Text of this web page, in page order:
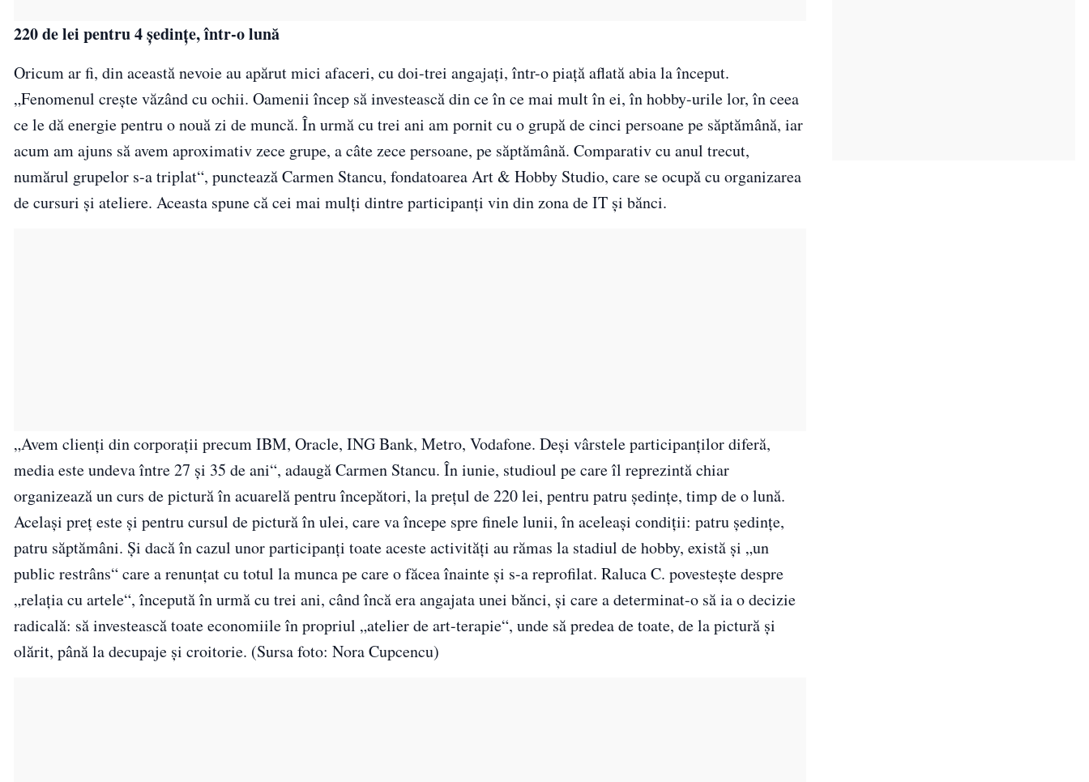
220 de lei pentru 4 ședințe, într-o lună
Oricum ar fi, din această nevoie au apărut mici afaceri, cu doi-trei angajați, într-o piață aflată abia la început.
„Fenomenul crește văzând cu ochii. Oamenii încep să investească din ce în ce mai mult în ei, în hobby-urile lor, în ceea
ce le dă energie pentru o nouă zi de muncă. În urmă cu trei ani am pornit cu o grupă de cinci persoane pe săptămână, iar
acum am ajuns să avem aproximativ zece grupe, a câte zece persoane, pe săptămână. Comparativ cu anul trecut,
numărul grupelor s-a triplat“, punctează Carmen Stancu, fondatoarea Art & Hobby Studio, care se ocupă cu organizarea
de cursuri și ateliere. Aceasta spune că cei mai mulți dintre participanți vin din zona de IT și bănci.
„Avem clienți din corporații precum IBM, Oracle, ING Bank, Metro, Vodafone. Deși vârstele participanților diferă,
media este undeva între 27 și 35 de ani“, adaugă Carmen Stancu. În iunie, studioul pe care îl reprezintă chiar
organizează un curs de pictură în acuarelă pentru începători, la prețul de 220 lei, pentru patru ședințe, timp de o lună.
Același preț este și pentru cursul de pictură în ulei, care va începe spre finele lunii, în aceleași condiții: patru ședințe,
patru săptămâni. Și dacă în cazul unor participanți toate aceste activități au rămas la stadiul de hobby, există și „un
public restrâns“ care a renunțat cu totul la munca pe care o făcea înainte și s-a reprofilat. Raluca C. povestește despre
„relația cu artele“, începută în urmă cu trei ani, când încă era angajata unei bănci, și care a determinat-o să ia o decizie
radicală: să investească toate economiile în propriul „atelier de art-terapie“, unde să predea de toate, de la pictură și
olărit, până la decupaje și croitorie. (Sursa foto: Nora Cupcencu)